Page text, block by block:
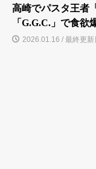
高崎でパスタ王者
「G.G.C.」で食欲
2026.01.16 / 最終更